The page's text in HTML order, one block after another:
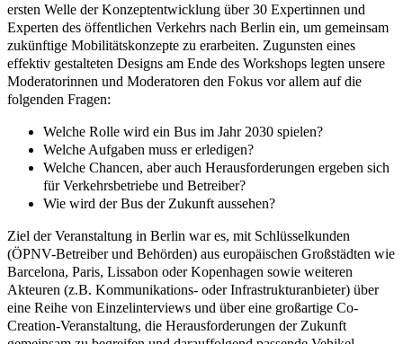
ersten Welle der Konzeptentwicklung über 30 Expertinnen und
Experten des öffentlichen Verkehrs nach Berlin ein, um gemeinsam
zukünftige Mobilitätskonzepte zu erarbeiten. Zugunsten eines
effektiv gestalteten Designs am Ende des Workshops legten unsere
Moderatorinnen und Moderatoren den Fokus vor allem auf die
folgenden Fragen:
Welche Rolle wird ein Bus im Jahr 2030 spielen?
Welche Aufgaben muss er erledigen?
Welche Chancen, aber auch Herausforderungen ergeben sich
für Verkehrsbetriebe und Betreiber?
Wie wird der Bus der Zukunft aussehen?
Ziel der Veranstaltung in Berlin war es, mit Schlüsselkunden
(ÖPNV-Betreiber und Behörden) aus europäischen Großstädten wie
Barcelona, Paris, Lissabon oder Kopenhagen sowie weiteren
Akteuren (z.B. Kommunikations- oder Infrastrukturanbieter) über
eine Reihe von Einzelinterviews und über eine großartige Co-
Creation-Veranstaltung, die Herausforderungen der Zukunft